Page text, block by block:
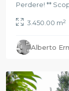
Perdere! **
3.450.00 m2
Alberto
Luvinate,